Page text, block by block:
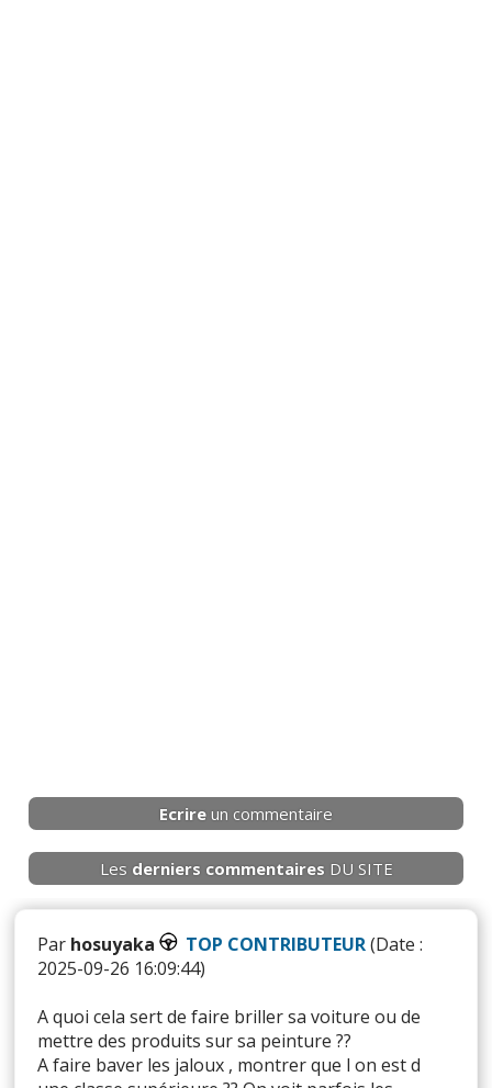
Ecrire un commentaire
Les derniers commentaires DU SITE
Par hosuyaka TOP CONTRIBUTEUR(Date :
2025-09-26 16:09:44)
A quoi cela sert de faire briller sa voiture ou de
mettre des produits sur sa peinture ??
A faire baver les jaloux , montrer que l on est d